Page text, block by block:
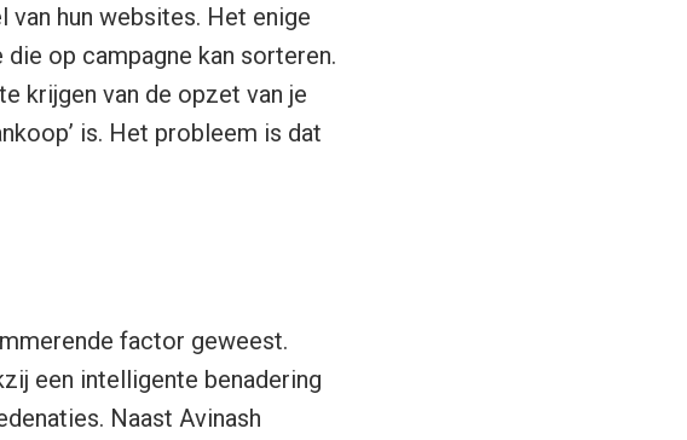
van hun websites. Het enige
op campagne kan sorteren.
krijgen van de opzet van je
is. Het probleem is dat
factor geweest.
een intelligente benadering
Naast Avinash